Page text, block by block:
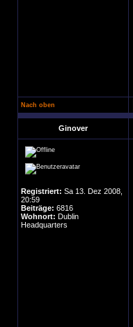
Nach oben
Ginover
Registriert: Sa 13. Dez 2008,
20:59
Beiträge: 6816
Wohnort: Dublin
Headquarters